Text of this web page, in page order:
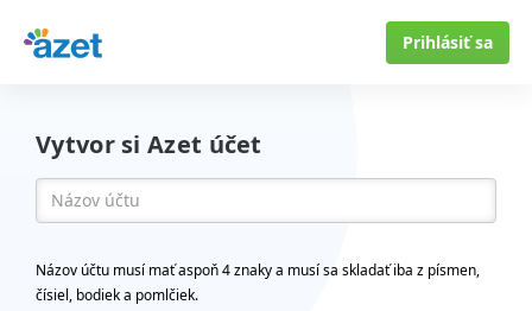
Prihlásiť sa
Vytvor si Azet účet
Názov účtu musí mať aspoň 4 znaky a musí sa skladať iba z písmen,
čísiel, bodiek a pomlčiek.